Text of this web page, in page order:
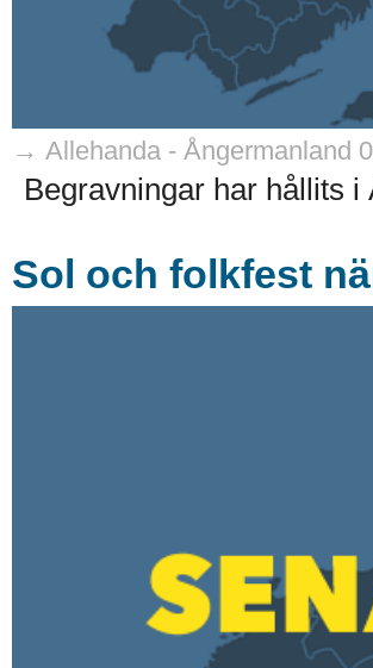
→ Allehanda - Ångermanland
Begravningar har hållits
Sol och folkfest